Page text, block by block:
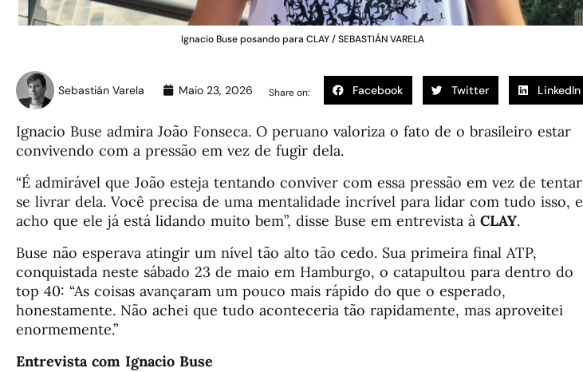
Ignacio Buse posando para CLAY / SEBASTIÁN VARELA
Sebastián Varela Maio 23, 2026 Share on: Facebook Twitter LinkedIn
Ignacio Buse admira João Fonseca. O peruano valoriza o fato de o brasileiro estar
convivendo com a pressão em vez de fugir dela.
“É admirável que João esteja tentando conviver com essa pressão em vez de tentar
se livrar dela. Você precisa de uma mentalidade incrível para lidar com tudo isso, e
acho que ele já está lidando muito bem”, disse Buse em entrevista à CLAY.
Buse não esperava atingir um nível tão alto tão cedo. Sua primeira final ATP,
conquistada neste sábado 23 de maio em Hamburgo, o catapultou para dentro do
top 40: “As coisas avançaram um pouco mais rápido do que o esperado,
honestamente. Não achei que tudo aconteceria tão rapidamente, mas aproveitei
enormemente.”
Entrevista com Ignacio Buse